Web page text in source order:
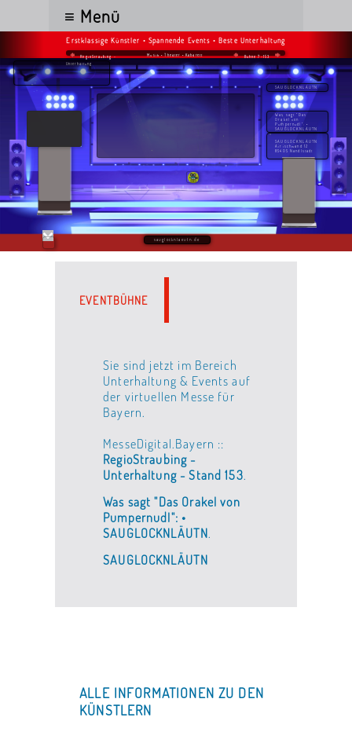
≡ Menü
Erstklassige Künstler • Spannende Events • Beste Unterhaltung
RegioStraubing -
Unterhaltung
Musik • Theater • Kabarett Bühne 7-153
Was sagt "Das
Orakel von
Pumpernudl": •
SAUGLOCKNLÄUTN
SAUGLOCKNLÄUTN
SAUGLOCKNLÄUTN
Airischwand 12
85405 Nandlstadt
sauglocknlaeutn.de
EVENTBÜHNE
Sie sind jetzt im Bereich
Unterhaltung & Events auf
der virtuellen Messe für
Bayern.
MesseDigital.Bayern ::
RegioStraubing -
Unterhaltung - Stand 153.
Was sagt "Das Orakel von
Pumpernudl": •
SAUGLOCKNLÄUTN.
SAUGLOCKNLÄUTN
ALLE INFORMATIONEN ZU DEN
KÜNSTLERN